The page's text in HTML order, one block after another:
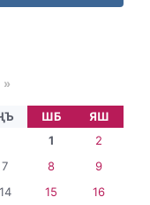
ШБ
ЯШ
1
2
7 8
9
14 15
16